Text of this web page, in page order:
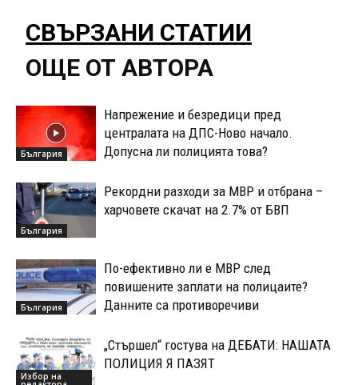
СВЪРЗАНИ СТАТИИ
ОЩЕ ОТ АВТОРА
България
Напрежение и безредици пред
централата на ДПС-Ново начало.
Допусна ли полицията това?
България
Рекордни разходи за МВР и отбрана –
харчовете скачат на 2.7% от БВП
България
По-ефективно ли е МВР след
повишените заплати на полицаите?
Данните са противоречиви
Избор на
„Стършел“ гостува на ДЕБАТИ: НАШАТА
ПОЛИЦИЯ Я ПАЗЯТ